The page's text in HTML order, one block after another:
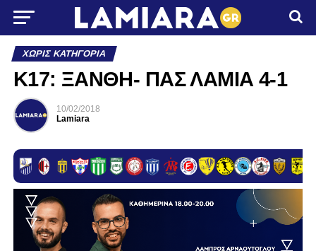
ΧΩΡΊΣ ΚΑΤΗΓΟΡΊΑ
K17: ΞΑΝΘΗ- ΠΑΣ ΛΑΜΙΑ 4-1
10/02/2018
Lamiara